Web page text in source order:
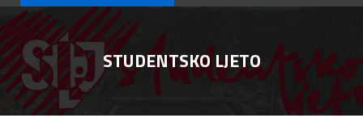
STUDENTSKO LJETO